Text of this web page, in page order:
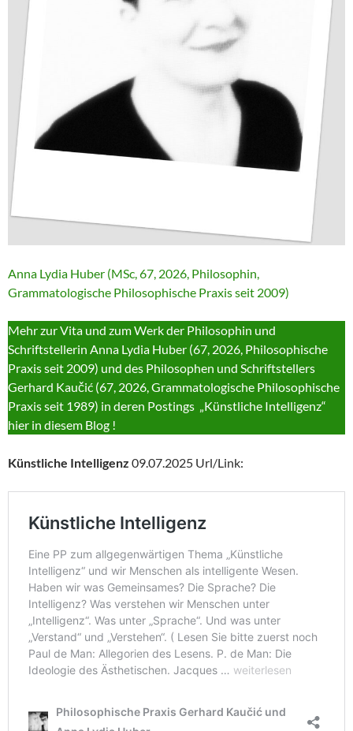
Anna Lydia Huber (MSc, 67, 2026, Philosophin,
Grammatologische Philosophische Praxis seit 2009)
Mehr zur Vita und zum Werk der Philosophin und
Schriftstellerin Anna Lydia Huber (67, 2026, Philosophische
Praxis seit 2009) und des Philosophen und Schriftstellers
Gerhard Kaučić (67, 2026, Grammatologische Philosophische
Praxis seit 1989) in deren Postings „Künstliche Intelligenz“
hier in diesem Blog !
Künstliche Intelligenz 09.07.2025 Url/Link: